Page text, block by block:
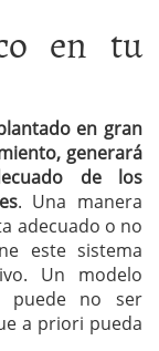
en tu
en gran
generará
de los
. Una manera
adecuado o no
este sistema
Un modelo
puede no ser
a priori pueda